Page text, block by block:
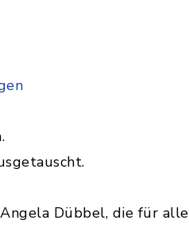
Dübbel, die für alle